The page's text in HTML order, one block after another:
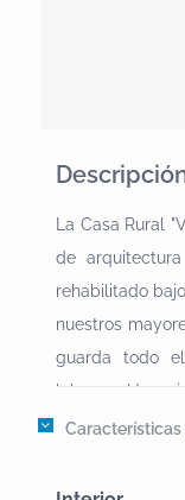
La Casa Rural
de
rehabilitado
nuestros
guarda todo
labranza.Un
Rural "Vía de
extensiones de
Características